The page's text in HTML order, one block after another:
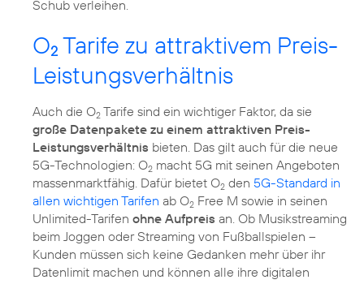
Schub verleihen.
O2 Tarife zu attraktivem Preis-
Leistungsverhältnis
Auch die O2 Tarife sind ein wichtiger Faktor, da sie
große Datenpakete zu einem attraktiven Preis-
Leistungsverhältnis bieten. Das gilt auch für die neue
5G-Technologien: O2 macht 5G mit seinen Angeboten
massenmarktfähig. Dafür bietet O2 den 5G-Standard in
allen wichtigen Tarifen ab O2 Free M sowie in seinen
Unlimited-Tarifen ohne Aufpreis an. Ob Musikstreaming
beim Joggen oder Streaming von Fußballspielen –
Kunden müssen sich keine Gedanken mehr über ihr
Datenlimit machen und können alle ihre digitalen